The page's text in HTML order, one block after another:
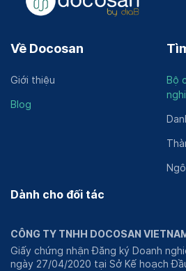
Về Docosan
Giới thiệu
Blog
Bộ
Dành cho đối tác
CÔNG TY TNHH DOCOSAN
Giấy chứng nhận Đăng ký Doanh
ngày 27/04/2020 tại Sở Kế hoạch